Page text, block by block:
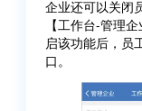
企业还可以关闭
【工作台-管理
启该功能后，员
口。